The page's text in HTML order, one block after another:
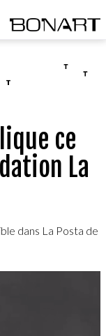
ce
La
dans La Posta de